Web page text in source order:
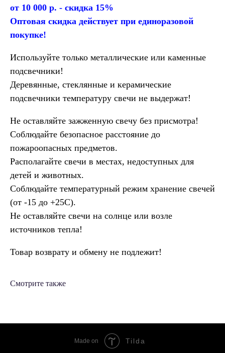
от 10 000 р. - скидка 15%
Оптовая скидка действует при единоразовой
покупке!
Используйте только металлические или каменные
подсвечники!
Деревянные, стеклянные и керамические
подсвечники температуру свечи не выдержат!
Не оставляйте зажженную свечу без присмотра!
Соблюдайте безопасное расстояние до
пожароопасных предметов.
Располагайте свечи в местах, недоступных для
детей и животных.
Соблюдайте температурный режим хранение свечей
(от -15 до +25С).
Не оставляйте свечи на солнце или возле
источников тепла!
Товар возврату и обмену не подлежит!
Смотрите также
Made on Tilda